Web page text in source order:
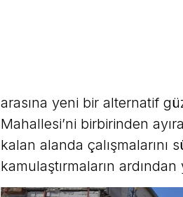
arasına yeni bir alternatif
Mahallesi’ni birbirinden
kalan alanda çalışmalarını
kamulaştırmaların